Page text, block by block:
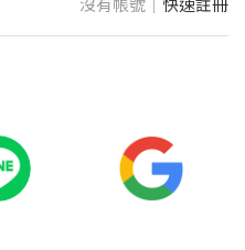
沒有帳號｜ 快速註冊